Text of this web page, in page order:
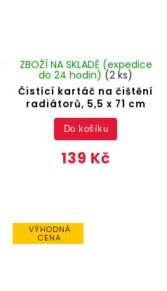
Čistící kartáč na čištění
radiátorů, 5,5 x 71 cm
ZBOŽÍ NA SKLADĚ (expedice
do 24 hodin) (2 ks)
139 Kč
Do košíku
VÝHODNÁ
CENA